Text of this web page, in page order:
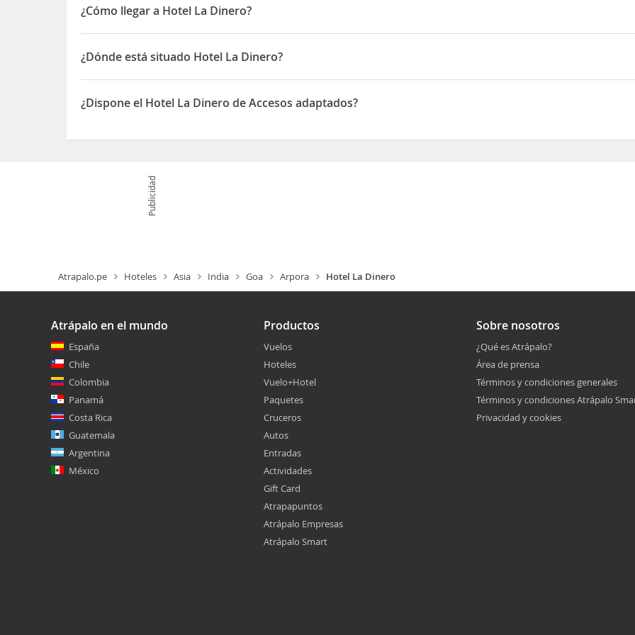
¿Cómo llegar a Hotel La Dinero?
Si decides alojarte en La Dinero de Calangute, estarás a menos de 15 minutos a pie de Playa de Baga y Playa de
hotel se encuentra a 3,1 km de Playa Candolim y a 7,8 km de Playa de Anjuna
¿Dónde está situado Hotel La Dinero?
El Hotel La Dinero está situado en Porbovaddo
¿Dispone el Hotel La Dinero de Accesos adaptados?
Publicidad
Atrapalo.pe Hoteles Asia India Goa Arpora Hotel La Dinero
Atrápalo en el mundo
España
Chile
Colombia
Panamá
Costa Rica
Guatemala
Argentina
México
Productos
Vuelos
Hoteles
Vuelo+Hotel
Paquetes
Cruceros
Autos
Entradas
Actividades
Gift Card
Atrapapuntos
Atrápalo Empresas
Atrápalo Smart
Sobre nosotros
¿Qué es Atrápalo?
Área de prensa
Términos y condiciones generales
Términos y condiciones Atrápalo
Privacidad y cookies